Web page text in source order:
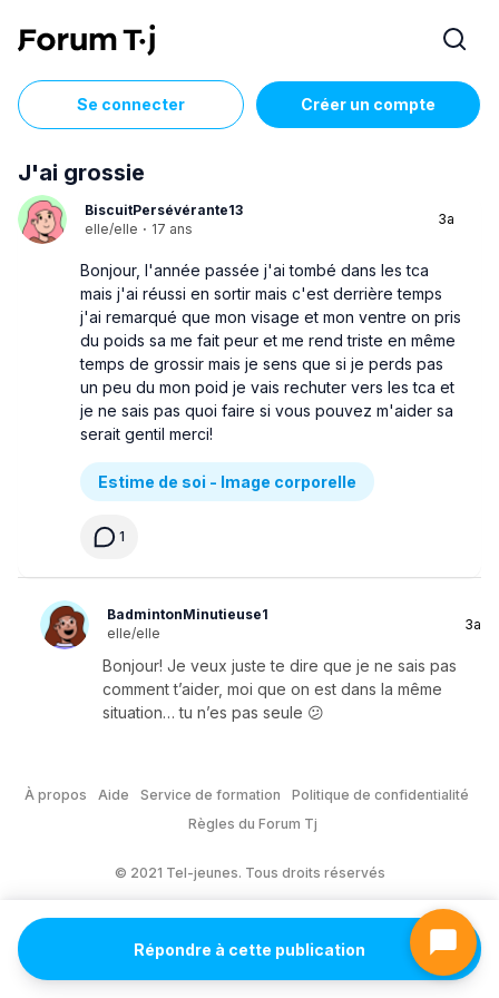
Se connecter Créer un compte
J'ai grossie
BiscuitPersévérante13
elle/elle · 17 ans
3a
Bonjour, l'année passée j'ai tombé dans les tca
mais j'ai réussi en sortir mais c'est derrière temps
j'ai remarqué que mon visage et mon ventre on pris
du poids sa me fait peur et me rend triste en même
temps de grossir mais je sens que si je perds pas
un peu du mon poid je vais rechuter vers les tca et
je ne sais pas quoi faire si vous pouvez m'aider sa
serait gentil merci!
Estime de soi - Image corporelle
1
BadmintonMinutieuse1
elle/elle
3a
Bonjour! Je veux juste te dire que je ne sais pas
comment t’aider, moi que on est dans la même
situation… tu n’es pas seule 😕
Répondre à cette publication
À propos Aide Service de formation
Politique de confidentialité
Règles du Forum Tj
© 2021 Tel-jeunes. Tous droits réservés